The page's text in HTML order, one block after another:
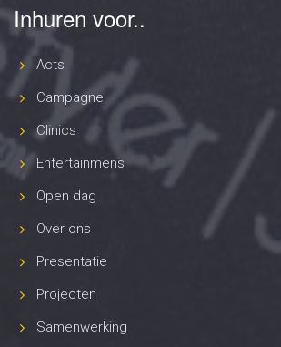
Inhuren voor..
Acts
Campagne
Clinics
Entertainmens
Open dag
Over ons
Presentatie
Projecten
Samenwerking